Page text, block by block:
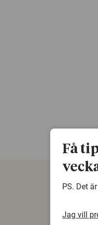
Få
PS. Det
Jag vill